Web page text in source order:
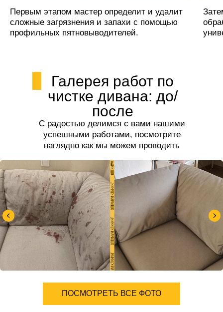
Первым этапом мастер определит и удалит
сложные загрязнения и запахи с помощью
профильных пятновыводителей.
Галерея работ по
чистке дивана: до/
после
С радостью делимся с вами нашими
успешными работами, посмотрите
наглядно как мы можем проводить
ПОСМОТРЕТЬ ВСЕ ФОТО